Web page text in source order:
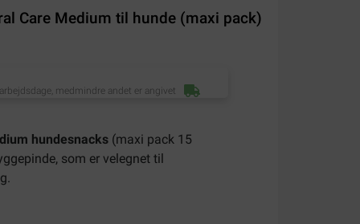
Care Medium til hunde (maxi pack)
medmindre andet er angivet
hundesnacks (maxi pack 15
som er velegnet til